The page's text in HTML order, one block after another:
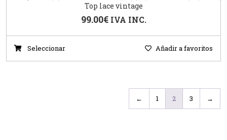
Top lace vintage
99.00€ IVA INC.
Seleccionar Añadir a favoritos
← 1 2 3 →